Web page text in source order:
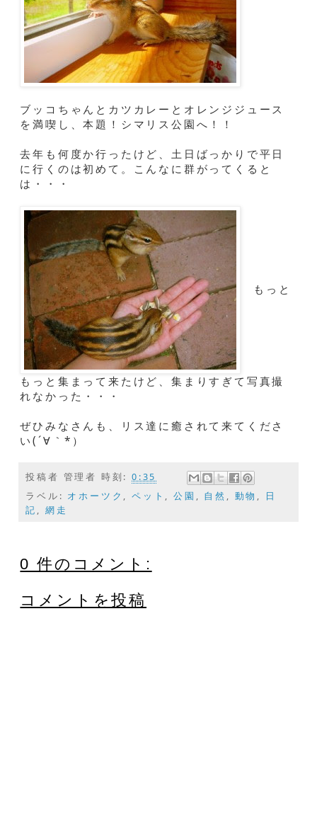
ブッコちゃんとカツカレーとオレンジジュース
を満喫し、本題！シマリス公園へ！！
去年も何度か行ったけど、土日ばっかりで平日
に行くのは初めて。こんなに群がってくると
は・・・
もっと
もっと集まって来たけど、集まりすぎて写真撮
れなかった・・・
ぜひみなさんも、リス達に癒されて来てくださ
い(´∀｀*）
投稿者 管理者 時刻:0:35
ラベル: オホーツク ,ペット ,公園 , 自然 , 動物 ,
日
記 , 網走
0 件のコメント:
コメントを投稿